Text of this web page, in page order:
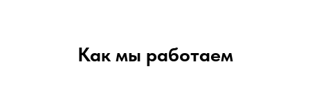
Как мы работаем